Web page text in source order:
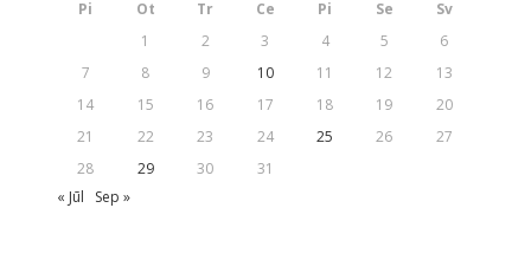
Pi Ot Tr Ce Pi Se
Sv
1
2 3 4 5
6
7
8 9 10 11 12
13
14
15 16 17 18 19
20
21
22 23 24 25 26
27
28
29 30
31
« Jūl
Sep »